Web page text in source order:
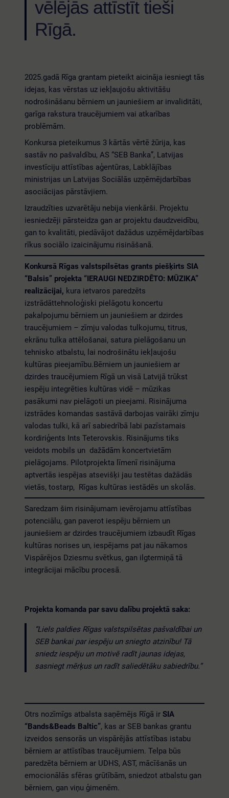
vēlējās attīstīt tieši
Rīgā.
2025.gadā Rīga grantam pieteikt aicināja iesniegt tās
idejas, kas vērstas uz iekļaujošu aktivitāšu
nodrošināšanu bērniem un jauniešiem ar invaliditāti,
garīga rakstura traucējumiem vai atkarības
problēmām.
Konkursa pieteikumus 3 kārtās vērtē žūrija, kas
sastāv no pašvaldību, AS “SEB Banka”, Latvijas
investīciju attīstības aģentūras, Labklājības
ministrijas un Latvijas Sociālās uzņēmējdarbības
asociācijas pārstāvjiem.
Izraudzīties uzvarētāju nebija vienkārši. Projektu
iesniedzēji pārsteidza gan ar projektu daudzveidību,
gan to kvalitāti, piedāvājot dažādus uzņēmējdarbības
rīkus sociālo izaicinājumu risināšanā.
Konkursā Rīgas valstspilsētas grants piešķirts SIA
“Balsis” projekta “IERAUGI NEDZIRDĒTO: MŪZIKA”
realizācijai, kura ietvaros paredzēts
izstrādāttehnoloģiski pielāgotu koncertu
pakalpojumu bērniem un jauniešiem ar dzirdes
traucējumiem – zīmju valodas tulkojumu, titrus,
ekrānu tulka attēlošanai, satura pielāgošanu un
tehnisko atbalstu, lai nodrošinātu iekļaujošu
kultūras pieejamību.Bērniem un jauniešiem ar
dzirdes traucējumiem Rīgā un visā Latvijā trūkst
iespēju integrēties kultūras vidē – mūzikas
pasākumi nav pielāgoti un pieejami. Risinājuma
izstrādes komandas sastāvā darbojas vairāki zīmju
valodas tulki, kā arī sabiedrībā labi pazīstamais
kordiriģents Ints Teterovskis. Risinājums tiks
veidots mobils un dažādām koncertvietām
pielāgojams. Pilotprojekta līmenī risinājuma
aptvertās iespējas atsevišķi jau testētas dažādās
vietās, tostarp, Rīgas kultūras iestādēs un skolās.
Saredzam šim risinājumam ievērojamu attīstības
potenciālu, gan paverot iespēju bērniem un
jauniešiem ar dzirdes traucējumiem izbaudīt Rīgas
kultūras norises un, iespējams pat jau nākamos
Vispārējos Dziesmu svētkus, gan ilgtermiņā tā
integrācijai mācību procesā.
Projekta komanda par savu dalību projektā saka:
“Liels paldies Rīgas valstspilsētas pašvaldībai un
SEB bankai par iespēju un sniegto atzinību! Tā
sniedz iespēju un motivē radīt jaunas idejas,
sasniegt mērķus un radīt saliedētāku sabiedrību.”
Otrs nozīmīgs atbalsta saņēmējs Rīgā ir SIA
“Bands&Beads Baltic”, kas ar SEB bankas grantu
izveidos sensorās un vispārējās attīstības istabu
bērniem ar attīstības traucējumiem. Telpa būs
paredzēta bērniem ar UDHS, AST, mācīšanās un
emocionālās sfēras grūtībām, sniedzot atbalstu gan
bērniem, gan viņu ģimenēm.